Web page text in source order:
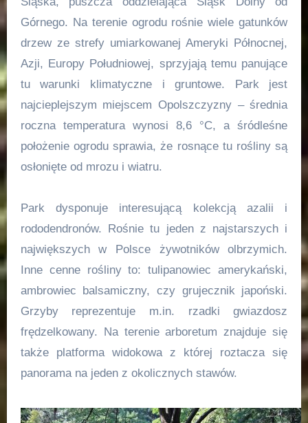
Górnego. Na terenie ogrodu rośnie wiele gatunków
drzew ze strefy umiarkowanej Ameryki Północnej,
Azji, Europy Południowej, sprzyjają temu panujące
tu warunki klimatyczne i gruntowe. Park jest
najcieplejszym miejscem Opolszczyzny – średnia
roczna temperatura wynosi 8,6 °C, a śródleśne
położenie ogrodu sprawia, że rosnące tu rośliny są
osłonięte od mrozu i wiatru.
Park dysponuje interesującą kolekcją azalii i
rododendronów. Rośnie tu jeden z najstarszych i
największych w Polsce żywotników olbrzymich.
Inne cenne rośliny to: tulipanowiec amerykański,
ambrowiec balsamiczny, czy grujecznik japoński.
Grzyby reprezentuje m.in. rzadki gwiazdosz
frędzelkowany. Na terenie arboretum znajduje się
także platforma widokowa z której roztacza się
panorama na jeden z okolicznych stawów.